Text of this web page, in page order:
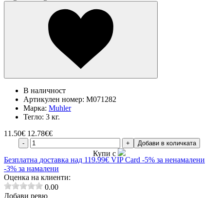
В наличност
Артикулен номер: M071282
Марка: Muhler
Тегло: 3 кг.
11.50€ 12.78€€
- + Добави в количката
Купи с
Безплатна доставка над 119.99€ VIP Card -5% за ненамалени
-3% за намалени
Оценка на клиенти:
0.00
Добави ревю